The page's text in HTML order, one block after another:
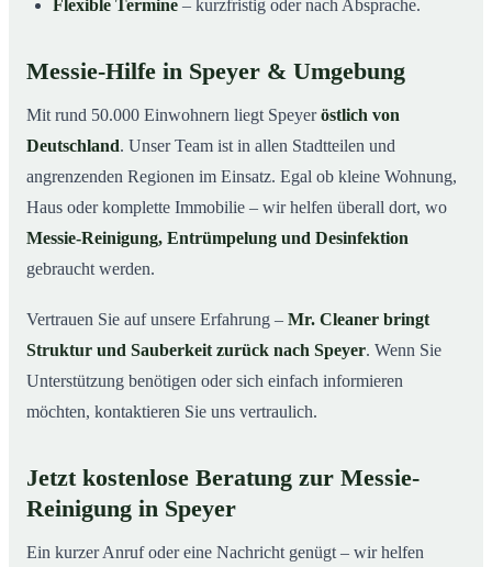
Flexible Termine – kurzfristig oder nach Absprache.
Messie-Hilfe in Speyer & Umgebung
Mit rund 50.000 Einwohnern liegt Speyeröstlich von
Deutschland. Unser Team ist in allen Stadtteilen und
angrenzenden Regionen im Einsatz. Egal ob kleine Wohnung,
Haus oder komplette Immobilie – wir helfen überall dort, wo
Messie-Reinigung, Entrümpelung und Desinfektion
gebraucht werden.
Vertrauen Sie auf unsere Erfahrung – Mr. Cleaner bringt
Struktur und Sauberkeit zurück nach Speyer. Wenn Sie
Unterstützung benötigen oder sich einfach informieren
möchten, kontaktieren Sie uns vertraulich.
Jetzt kostenlose Beratung zur Messie-
Reinigung in Speyer
Ein kurzer Anruf oder eine Nachricht genügt – wir helfen